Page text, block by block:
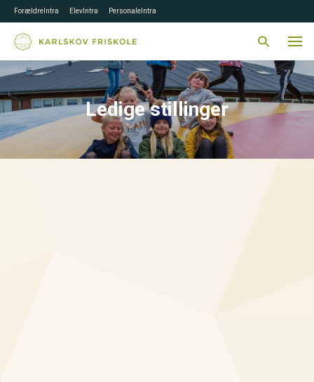
ForældreIntra ElevIntra PersonaleIntra
Ledige stillinger